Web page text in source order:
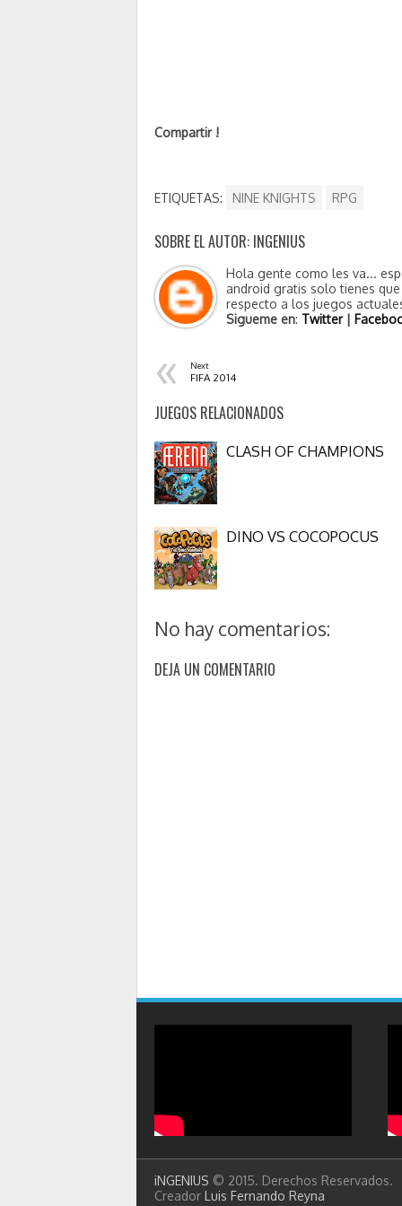
Compartir !
ETIQUETAS: NINE KNIGHTS RPG
SOBRE EL AUTOR: INGENIUS
Hola gente como les va...
android gratis solo tienes
respecto a los juegos
Sigueme en: Twitter|
« Next
FIFA 2014
JUEGOS RELACIONADOS
CLASH OF CHAMPIONS
DINO VS COCOPOCUS
No hay comentarios:
DEJA UN COMENTARIO
iNGENIUS © 2015. Derechos Reservados.
Creador Luis Fernando Reyna